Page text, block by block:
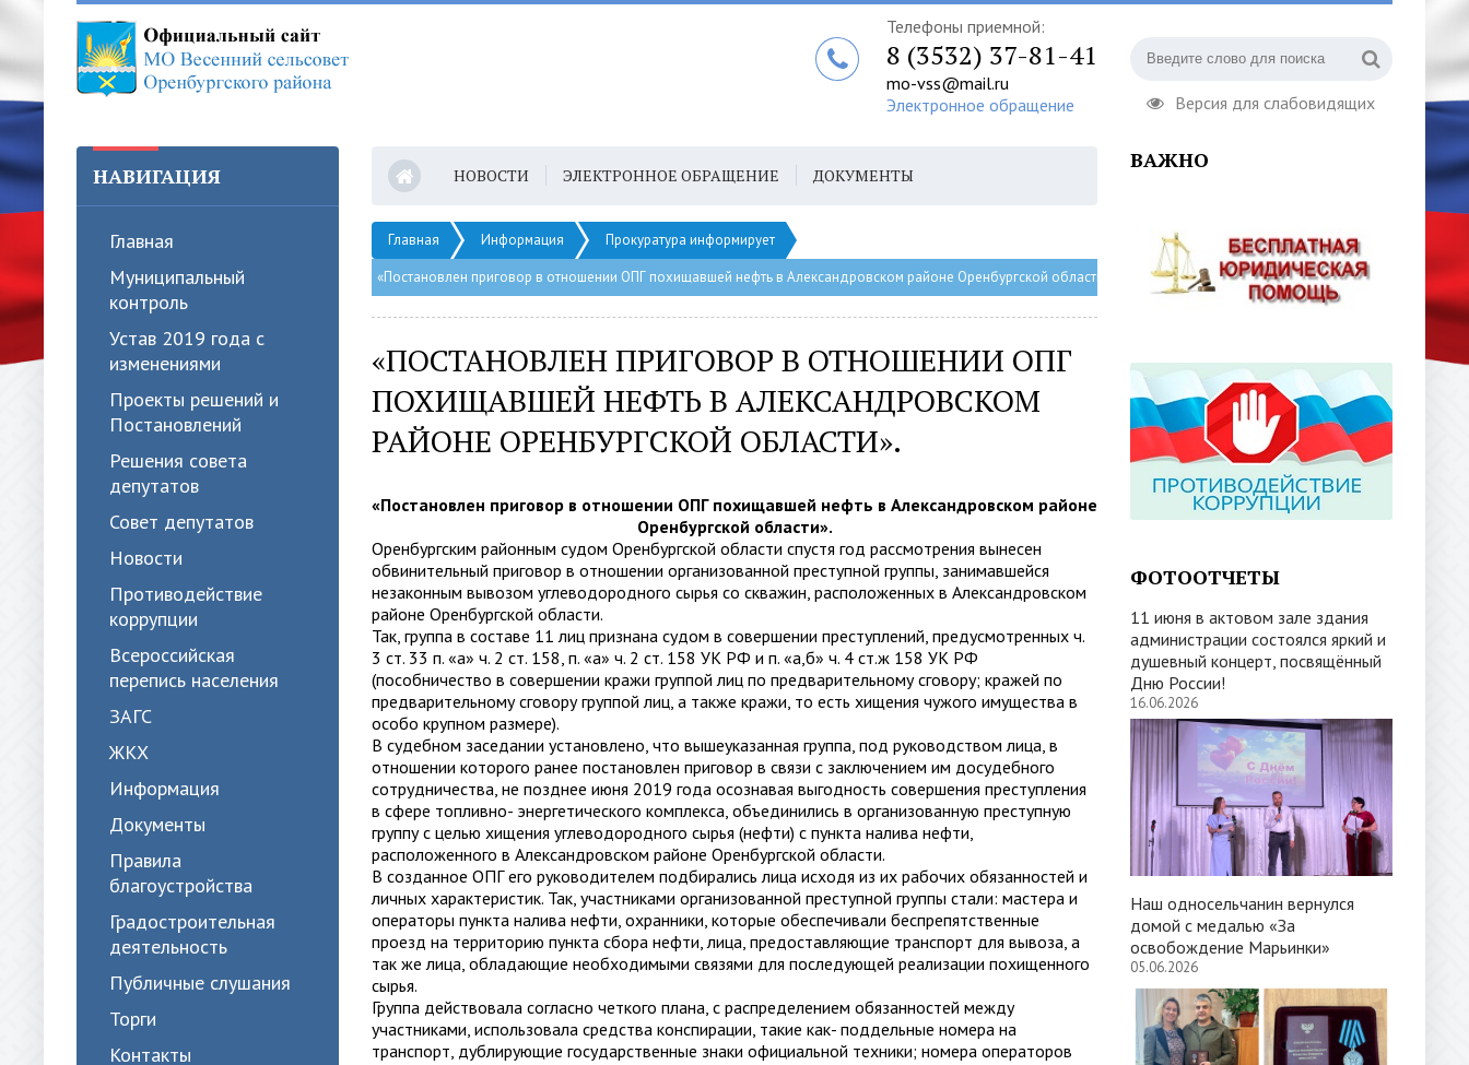
Версия для слабовидящих
Телефоны приемной:
8 (3532) 37-81-41
mo-vss@mail.ru
Электронное обращение
НАВИГАЦИЯ
Главная
Муниципальный
контроль
Устав 2019 года с
изменениями
Проекты решений и
Постановлений
Решения совета
депутатов
Совет депутатов
Новости
Противодействие
коррупции
Всероссийская
перепись населения
ЗАГС
ЖКХ
Информация
Документы
Правила
благоустройства
Градостроительная
деятельность
Публичные слушания
Торги
Контакты
НОВОСТИ ЭЛЕКТРОННОЕ ОБРАЩЕНИЕ ДОКУМЕНТЫ
Главная Информация
Прокуратура информирует
«Постановлен приговор в отношении ОПГ похищавшей нефть в Александровском районе Оренбургской области».
«ПОСТАНОВЛЕН ПРИГОВОР В ОТНОШЕНИИ ОПГ
ПОХИЩАВШЕЙ НЕФТЬ В АЛЕКСАНДРОВСКОМ
РАЙОНЕ ОРЕНБУРГСКОЙ ОБЛАСТИ».
«Постановлен приговор в отношении ОПГ похищавшей нефть в Александровском районе
Оренбургской области».
Оренбургским районным судом Оренбургской области спустя год рассмотрения вынесен
обвинительный приговор в отношении организованной преступной группы, занимавшейся
незаконным вывозом углеводородного сырья со скважин, расположенных в Александровском
районе Оренбургской области.
Так, группа в составе 11 лиц признана судом в совершении преступлений, предусмотренных ч.
3 ст. 33 п. «а» ч. 2 ст. 158, п. «а» ч. 2 ст. 158 УК РФ и п. «а,б» ч. 4 ст.ж 158 УК РФ
(пособничество в совершении кражи группой лиц по предварительному сговору; кражей по
предварительному сговору группой лиц, а также кражи, то есть хищения чужого имущества в
особо крупном размере).
В судебном заседании установлено, что вышеуказанная группа, под руководством лица, в
отношении которого ранее постановлен приговор в связи с заключением им досудебного
сотрудничества, не позднее июня 2019 года осознавая выгодность совершения преступления
в сфере топливно- энергетического комплекса, объединились в организованную преступную
группу с целью хищения углеводородного сырья (нефти) с пункта налива нефти,
расположенного в Александровском районе Оренбургской области.
В созданное ОПГ его руководителем подбирались лица исходя из их рабочих обязанностей и
личных характеристик. Так, участниками организованной преступной группы стали: мастера и
операторы пункта налива нефти, охранники, которые обеспечивали беспрепятственные
проезд на территорию пункта сбора нефти, лица, предоставляющие транспорт для вывоза, а
так же лица, обладающие необходимыми связями для последующей реализации похищенного
сырья.
Группа действовала согласно четкого плана, с распределением обязанностей между
участниками, использовала средства конспирации, такие как- поддельные номера на
транспорт, дублирующие государственные знаки официальной техники; номера операторов
ВАЖНО
ФОТООТЧЕТЫ
11 июня в актовом зале здания
администрации состоялся яркий и
душевный концерт, посвящённый
Дню России!
16.06.2026
Наш односельчанин вернулся
домой с медалью «За
освобождение Марьинки»
05.06.2026